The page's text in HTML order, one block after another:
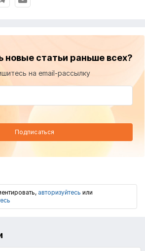
новые статьи раньше всех?
на email-рассылку
Подписаться
авторизуйтесь или